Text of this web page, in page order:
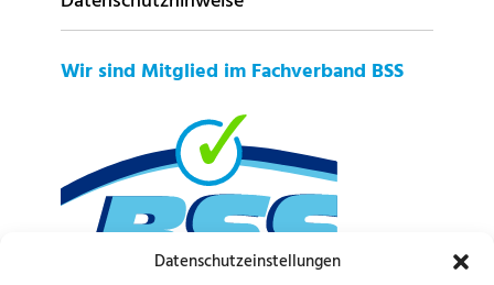
Datenschutzeinstellungen
Wir sind Mitglied im Fachverband BSS